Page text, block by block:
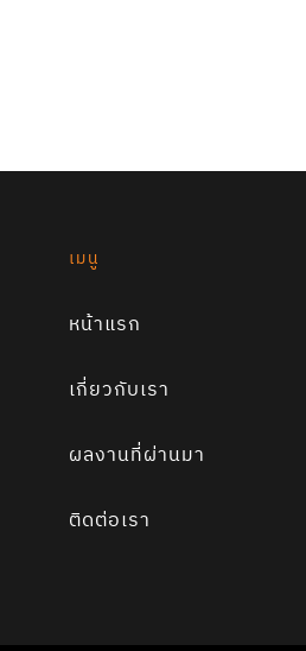
เมนู
หน้าแรก
เกี่ยวกับเรา
ผลงานที่ผ่านมา
ติดต่อเรา